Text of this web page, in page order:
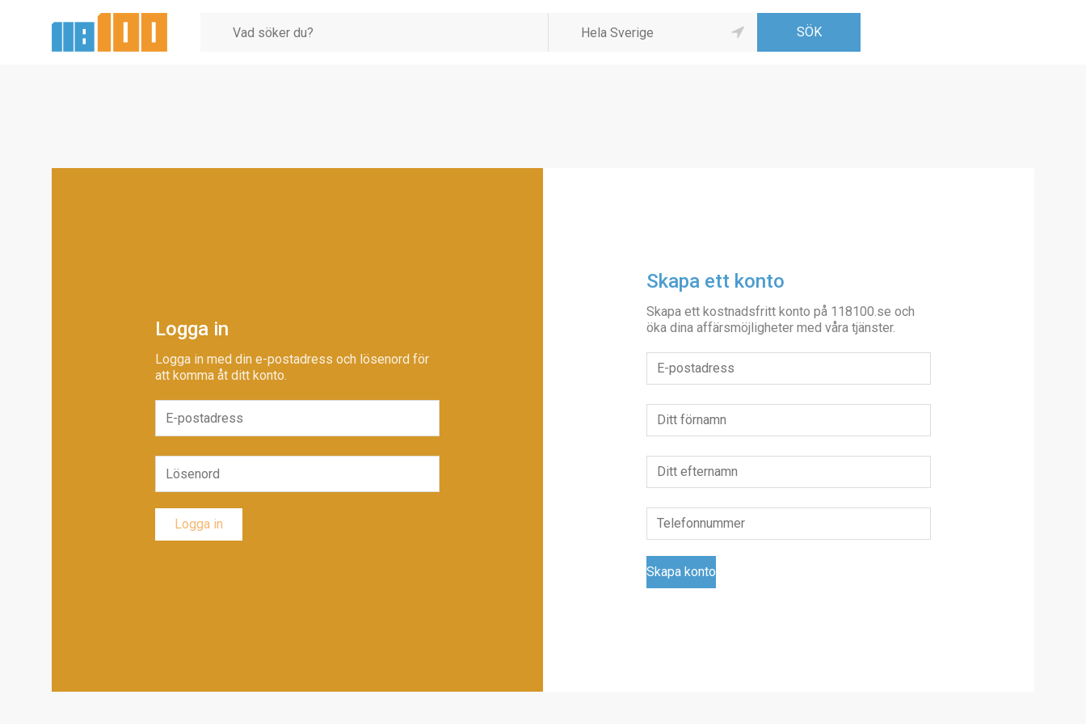
Logga in
Logga in med din e-postadress och lösenord för
att komma åt ditt konto.
Skapa ett konto
Skapa ett kostnadsfritt konto på 118100.se och
öka dina affärsmöjligheter med våra tjänster.